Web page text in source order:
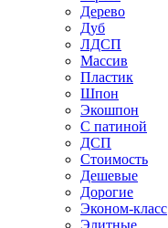
Дерево
Дуб
ЛДСП
Массив
Пластик
Шпон
Экошпон
С патиной
ДСП
Стоимость
Дешевые
Дорогие
Эконом-класс
Элитные